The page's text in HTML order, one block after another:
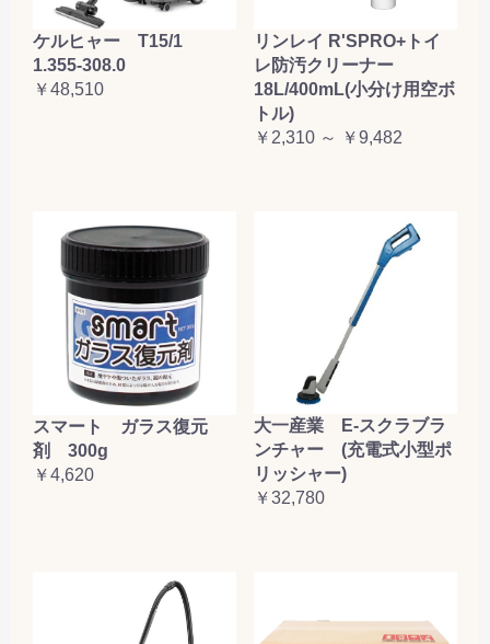
ケルヒャー T15/1
1.355-308.0
￥48,510
リンレイ R'SPRO+トイ
レ防汚クリーナー
18L/400mL(小分け用空ボ
トル)
￥2,310 ～ ￥9,482
スマート ガラス復元
剤 300g
￥4,620
大一産業 E-スクラブラ
ンチャー (充電式小型ポ
リッシャー)
￥32,780